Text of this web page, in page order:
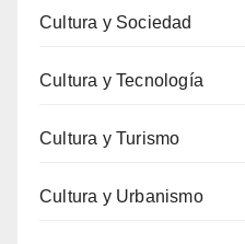
Cultura y Sociedad
Cultura y Tecnología
Cultura y Turismo
Cultura y Urbanismo